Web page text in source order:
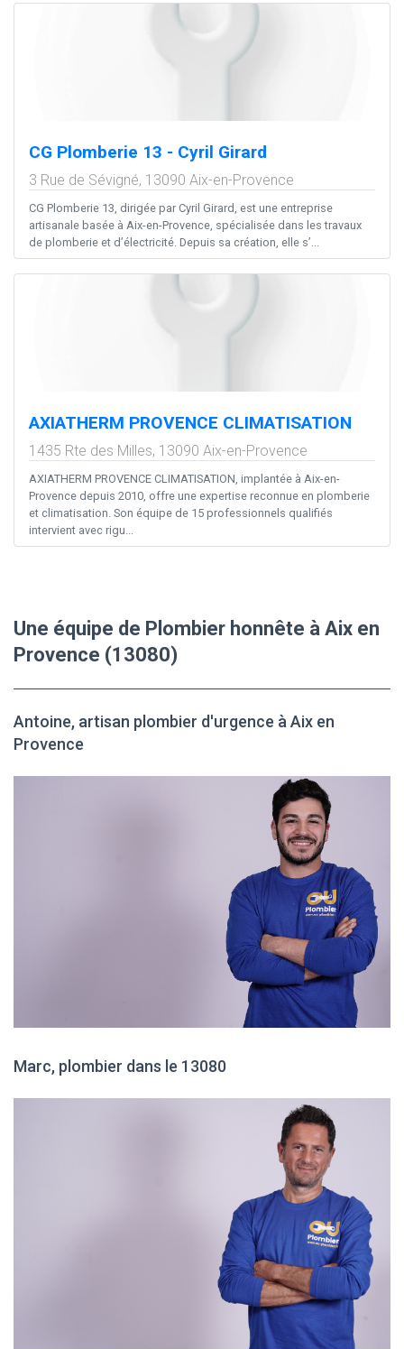
CG Plomberie 13 - Cyril Girard
3 Rue de Sévigné, 13090 Aix-en-Provence
CG Plomberie 13, dirigée par Cyril Girard, est une entreprise
artisanale basée à Aix-en-Provence, spécialisée dans les travaux
de plomberie et d’électricité. Depuis sa création, elle s’...
AXIATHERM PROVENCE CLIMATISATION
1435 Rte des Milles, 13090 Aix-en-Provence
AXIATHERM PROVENCE CLIMATISATION, implantée à Aix-en-
Provence depuis 2010, offre une expertise reconnue en plomberie
et climatisation. Son équipe de 15 professionnels qualifiés
intervient avec rigu...
Une équipe de Plombier honnête à Aix en
Provence (13080)
Antoine, artisan plombier d'urgence à Aix en
Provence
Marc, plombier dans le 13080